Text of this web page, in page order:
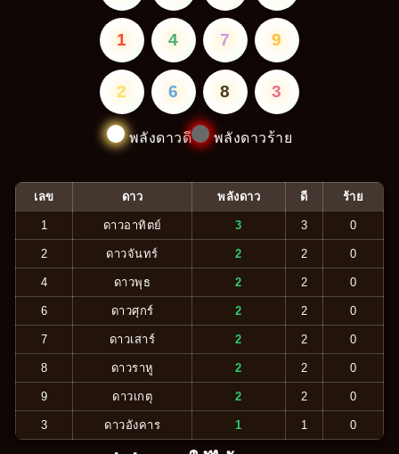
1 4 7 9
2 6 8 3
พลังดาวดี พลังดาวร้าย
เลข ดาว พลังดาว ดี ร้าย
1 ดาวอาทิตย์ 3 3 0
2 ดาวจันทร์ 2 2 0
4 ดาวพุธ 2 2 0
6 ดาวศุกร์ 2 2 0
7 ดาวเสาร์ 2 2 0
8 ดาวราหู 2 2 0
9 ดาวเกตุ 2 2 0
3 ดาวอังคาร 1 1 0